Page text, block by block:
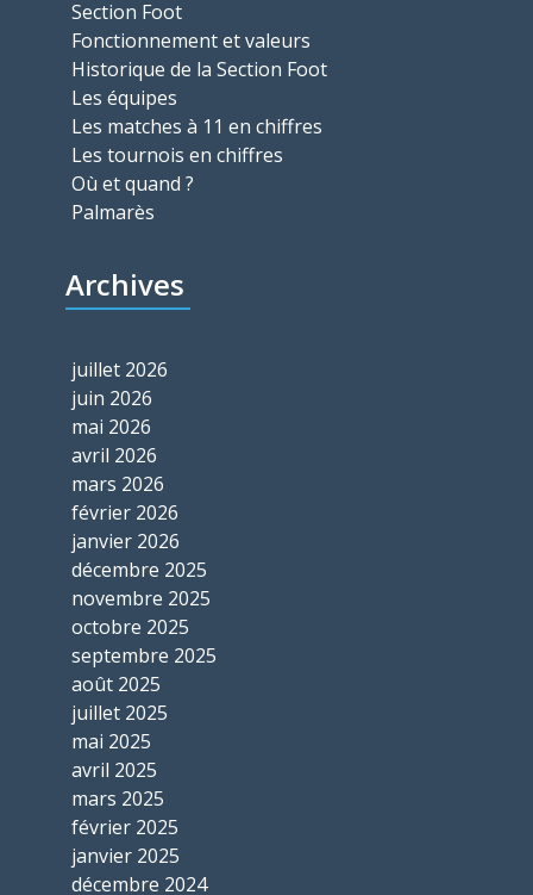
Section Foot
Fonctionnement et valeurs
Historique de la Section Foot
Les équipes
Les matches à 11 en chiffres
Les tournois en chiffres
Où et quand ?
Palmarès
Archives
juillet 2026
juin 2026
mai 2026
avril 2026
mars 2026
février 2026
janvier 2026
décembre 2025
novembre 2025
octobre 2025
septembre 2025
août 2025
juillet 2025
mai 2025
avril 2025
mars 2025
février 2025
janvier 2025
décembre 2024